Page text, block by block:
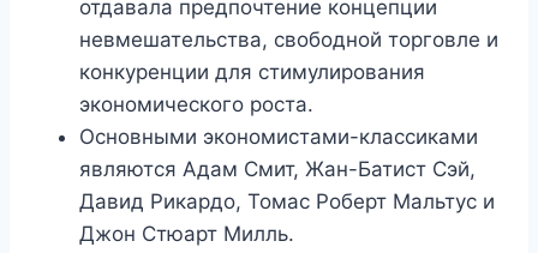
отдавала предпочтение концепции
невмешательства, свободной торговле и
конкуренции для стимулирования
экономического роста.
Основными экономистами-классиками
являются Адам Смит, Жан-Батист Сэй,
Давид Рикардо, Томас Роберт Мальтус и
Джон Стюарт Милль.